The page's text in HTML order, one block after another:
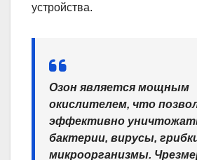
устройства.
Озон является мощным
окислителем, что
эффективно
бактерии, вирусы,
микроорганизмы.